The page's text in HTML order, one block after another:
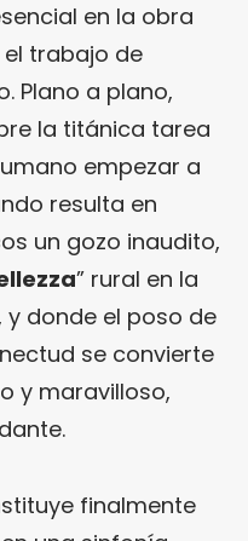
en la obra
trabajo de
Plano a plano,
la titánica tarea
empezar a
resulta en
un gozo inaudito,
” rural en la
y donde el poso de
se convierte
y maravilloso,
finalmente